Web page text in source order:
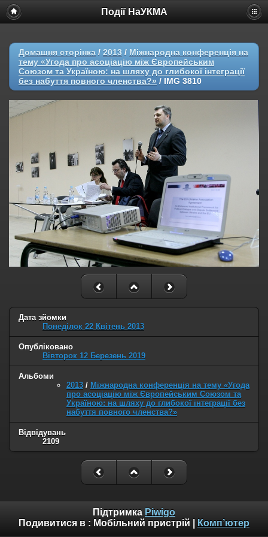
Події НаУКМА
Домашня сторінка / 2013 / Міжнародна конференція на
тему «Угода про асоціацію між Європейським
Союзом та Україною: на шляху до глибокої інтеграції
без набуття повного членства?» / IMG 3810
Дата зйомки
Понеділок 22 Квітень 2013
Опубліковано
Вівторок 12 Березень 2019
Альбоми
2013 / Міжнародна конференція на тему «Угода
про асоціацію між Європейським Союзом та
Україною: на шляху до глибокої інтеграції без
набуття повного членства?»
Відвідувань
2109
Підтримка Piwigo
Подивитися в : Мобільний пристрій Комп’ютер